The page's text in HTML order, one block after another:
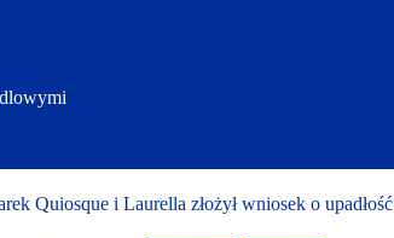
Quiosque i Laurella złożył wniosek o upadłość